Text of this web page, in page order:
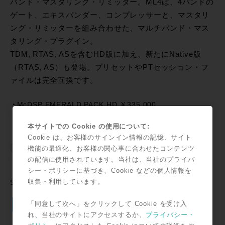
バンド・マスタリング・リミッター。ML4は、4バンドの
ゲート、エキスパンダー、コンプレッサーと、マスタリ
ング・リミッターを組み合わせた、マルチバンド・マス
タリング・プラグイン。
TDM, RTAS, ASを含むHD版に加え、新たにNative版
（RTAS, AS）も登場。プリセットやPTセッション・フ
ァイルは完全互換です。
McDSP EMERALD PACK HD ￥335,000
SNSで共有
Twitter
Facebook
LineEmail
共
有
本サイトでの Cookie の使用について:
Cookie は、お客様のサインイン情報の記憶、サイト
機能の最適化、お客様の関心事に合わせたコンテンツ
の配信に使用されています。当社は、当社のプライバ
シー・ポリシーに基づき、Cookie などの個人情報を
収集・利用しています。
「同意して次へ」をクリックして Cookie を受け入
れ、当社のサイトにアクセスするか、 プライバシー・